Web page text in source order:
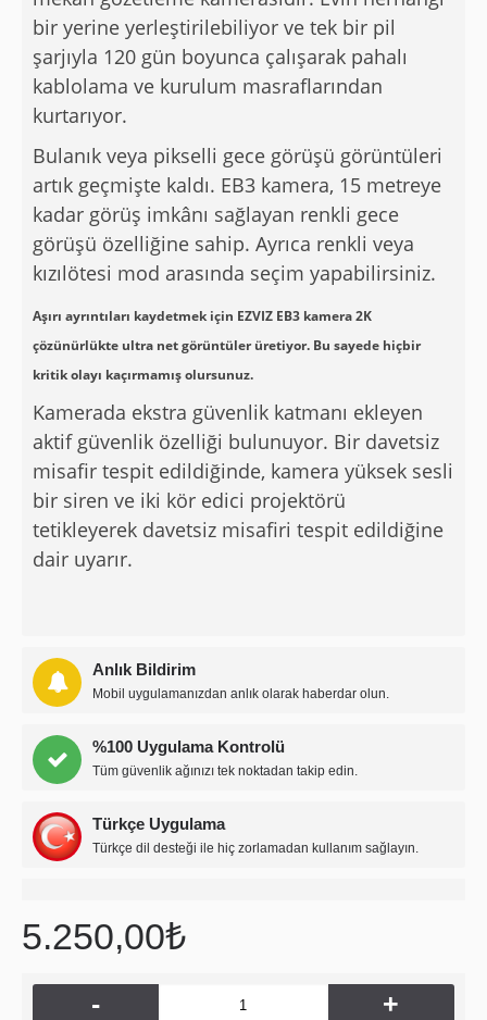
bir yerine yerleştirilebiliyor ve tek bir pil
şarjıyla 120 gün boyunca çalışarak pahalı
kablolama ve kurulum masraflarından
kurtarıyor.
Bulanık veya pikselli gece görüşü görüntüleri
artık geçmişte kaldı. EB3 kamera, 15 metreye
kadar görüş imkânı sağlayan renkli gece
görüşü özelliğine sahip. Ayrıca renkli veya
kızılötesi mod arasında seçim yapabilirsiniz.
Aşırı ayrıntıları kaydetmek için EZVIZ EB3 kamera 2K
çözünürlükte ultra net görüntüler üretiyor. Bu sayede hiçbir
kritik olayı kaçırmamış olursunuz.
Kamerada ekstra güvenlik katmanı ekleyen
aktif güvenlik özelliği bulunuyor. Bir davetsiz
misafir tespit edildiğinde, kamera yüksek sesli
bir siren ve iki kör edici projektörü
tetikleyerek davetsiz misafiri tespit edildiğine
dair uyarır.
Anlık Bildirim
Mobil uygulamanızdan anlık olarak haberdar olun.
%100 Uygulama Kontrolü
Tüm güvenlik ağınızı tek noktadan takip edin.
Türkçe Uygulama
Türkçe dil desteği ile hiç zorlamadan kullanım sağlayın.
5.250,00₺
- +